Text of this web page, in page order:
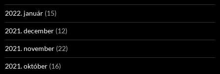
2022. január (15)
2021. december (12)
2021. november (22)
2021. október (16)